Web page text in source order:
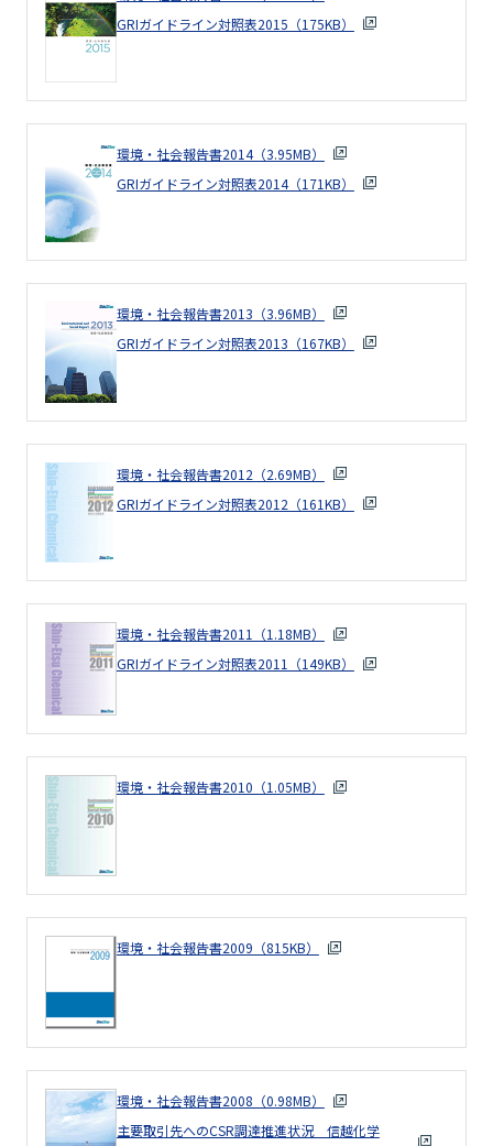
GRIガイドライン対照表2015（175KB）
環境・社会報告書2014（3.95MB）
GRIガイドライン対照表2014（171KB）
環境・社会報告書2013（3.96MB）
GRIガイドライン対照表2013（167KB）
環境・社会報告書2012（2.69MB）
GRIガイドライン対照表2012（161KB）
環境・社会報告書2011（1.18MB）
GRIガイドライン対照表2011（149KB）
環境・社会報告書2010（1.05MB）
環境・社会報告書2009（815KB）
環境・社会報告書2008（0.98MB）
主要取引先へのCSR調達推進状況 信越化学